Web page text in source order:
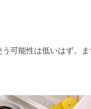
可能性は低いはず。